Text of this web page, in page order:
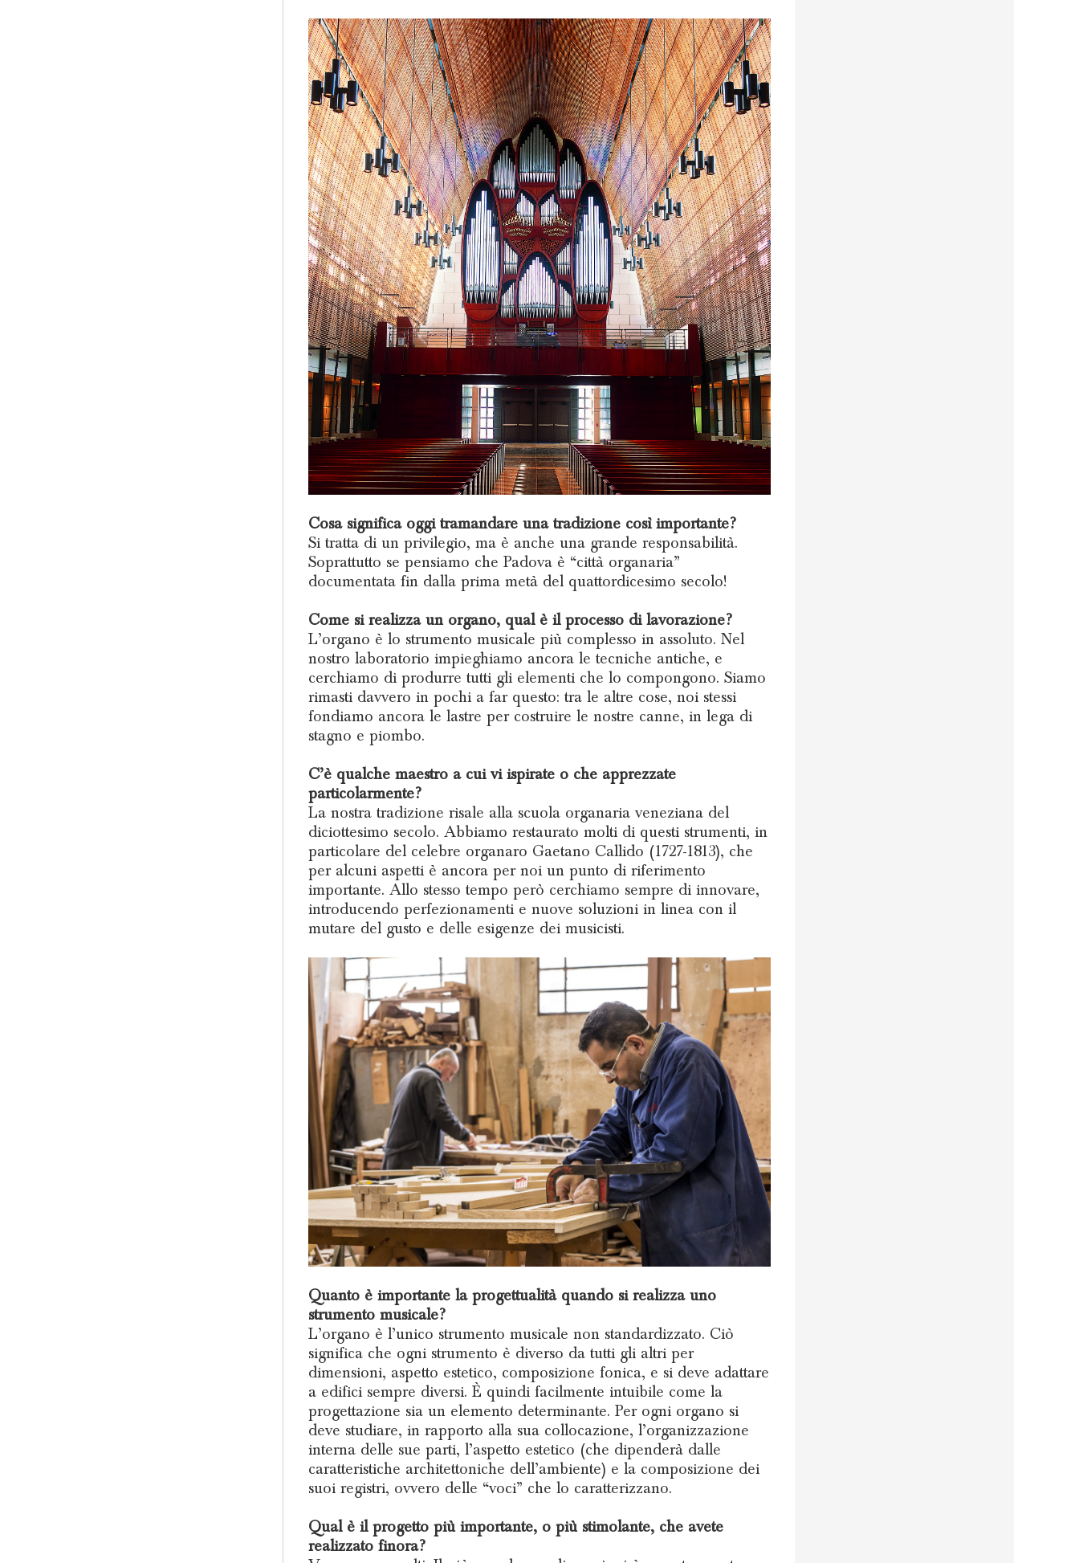
Cosa significa oggi tramandare una tradizione così importante?
Si tratta di un privilegio, ma è anche una grande responsabilità.
Soprattutto se pensiamo che Padova è “città organaria”
documentata fin dalla prima metà del quattordicesimo secolo!
Come si realizza un organo, qual è il processo di lavorazione?
L’organo è lo strumento musicale più complesso in assoluto. Nel
nostro laboratorio impieghiamo ancora le tecniche antiche, e
cerchiamo di produrre tutti gli elementi che lo compongono. Siamo
rimasti davvero in pochi a far questo: tra le altre cose, noi stessi
fondiamo ancora le lastre per costruire le nostre canne, in lega di
stagno e piombo.
C’è qualche maestro a cui vi ispirate o che apprezzate
particolarmente?
La nostra tradizione risale alla scuola organaria veneziana del
diciottesimo secolo. Abbiamo restaurato molti di questi strumenti, in
particolare del celebre organaro Gaetano Callido (1727-1813), che
per alcuni aspetti è ancora per noi un punto di riferimento
importante. Allo stesso tempo però cerchiamo sempre di innovare,
introducendo perfezionamenti e nuove soluzioni in linea con il
mutare del gusto e delle esigenze dei musicisti.
Quanto è importante la progettualità quando si realizza uno
strumento musicale?
L’organo è l’unico strumento musicale non standardizzato. Ciò
significa che ogni strumento è diverso da tutti gli altri per
dimensioni, aspetto estetico, composizione fonica, e si deve adattare
a edifici sempre diversi. È quindi facilmente intuibile come la
progettazione sia un elemento determinante. Per ogni organo si
deve studiare, in rapporto alla sua collocazione, l’organizzazione
interna delle sue parti, l’aspetto estetico (che dipenderà dalle
caratteristiche architettoniche dell’ambiente) e la composizione dei
suoi registri, ovvero delle “voci” che lo caratterizzano.
Qual è il progetto più importante, o più stimolante, che avete
realizzato finora?